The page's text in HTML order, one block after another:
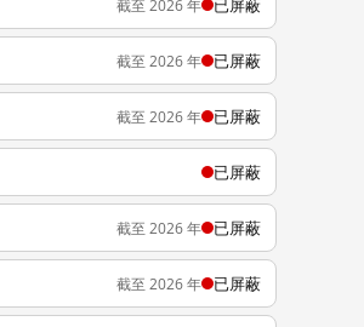
截至 2026 年 已屏蔽
截至 2026 年 已屏蔽
截至 2026 年 已屏蔽
已屏蔽
截至 2026 年 已屏蔽
截至 2026 年 已屏蔽